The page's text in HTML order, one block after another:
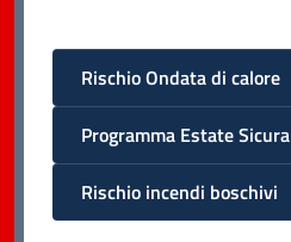
Rischio Ondata di calore
Programma Estate Sicura
Rischio incendi boschivi